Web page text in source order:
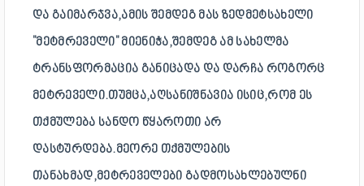
ᲓᲐ ᲒᲐᲘᲛᲐᲠᲯᲕᲐ,ᲐᲛᲘᲡ ᲨᲔᲛᲓᲔᲒ ᲛᲐᲡ ᲖᲔᲓᲛᲔᲢᲡᲐᲮᲔᲚᲘ
"ᲛᲔᲢᲛᲠᲔᲕᲔᲚᲘ" ᲛᲘᲔᲜᲘᲭᲐ,ᲨᲔᲛᲓᲔᲒ ᲐᲛ ᲡᲐᲮᲔᲚᲛᲐ
ᲢᲠᲐᲜᲡᲤᲝᲠᲛᲐᲪᲘᲐ ᲒᲐᲜᲘᲪᲐᲓᲐ ᲓᲐ ᲓᲐᲠᲩᲐ ᲠᲝᲒᲝᲠᲪ
ᲛᲔᲢᲠᲔᲕᲔᲚᲘ.ᲗᲣᲛᲪᲐ,ᲐᲦᲡᲐᲜᲘᲨᲜᲐᲕᲘᲐ ᲘᲡᲘᲪ,ᲠᲝᲛ ᲔᲡ
ᲗᲥᲛᲣᲚᲔᲑᲐ ᲡᲐᲜᲓᲝ ᲬᲧᲐᲠᲝᲗᲘ ᲐᲠ
ᲓᲐᲡᲢᲣᲠᲓᲔᲑᲐ.ᲛᲔᲝᲠᲔ ᲗᲥᲛᲣᲚᲔᲑᲘᲡ
ᲗᲐᲜᲐᲮᲛᲐᲓ,ᲛᲔᲢᲠᲔᲕᲔᲚᲔᲑᲘ ᲒᲐᲓᲛᲝᲡᲐᲮᲚᲔᲑᲣᲚᲜᲘ